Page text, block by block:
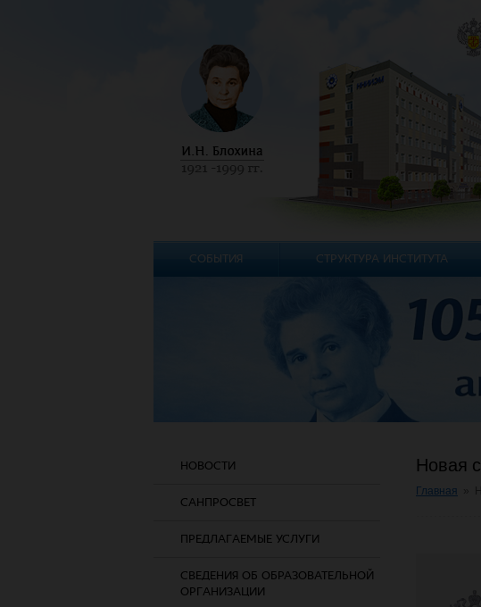
НОВОСТИ
САНПРОСВЕТ
ПРЕДЛАГАЕМЫЕ УСЛУГИ
СВЕДЕНИЯ ОБ ОБРАЗОВАТЕЛЬНОЙ
ОРГАНИЗАЦИИ
Новая
Главная
СОБЫТИЯ СТРУКТУРА ИНСТИТУТА